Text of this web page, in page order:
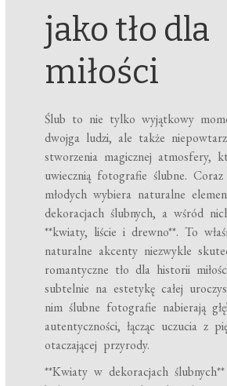
jako tło dla
miłości
Ślub to nie tylko wyjątkowy
dwojga ludzi, ale także
stworzenia magicznej atmosfery,
uwiecznią fotografie ślubne.
młodych wybiera naturalne
dekoracjach ślubnych, a wśród
**kwiaty, liście i drewno**. To
naturalne akcenty niezwykle
romantyczne tło dla historii
subtelnie na estetykę całej
nim ślubne fotografie nabierają
autentyczności, łącząc uczucia z
otaczającej przyrody.
**Kwiaty w dekoracjach